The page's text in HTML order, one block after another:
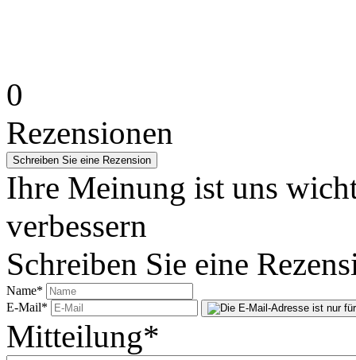
0
Rezensionen
Ihre Meinung ist uns
verbessern
Schreiben Sie eine
Name*
E-Mail*
Mitteilung*